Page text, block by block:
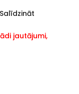
Salīdzināt
jautājumi,